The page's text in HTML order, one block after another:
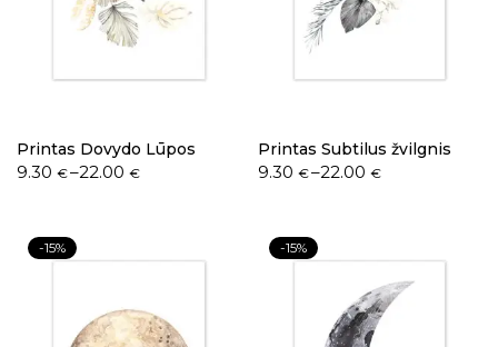
Printas Dovydo Lūpos
9.30 €–22.00€
Printas Subtilus žvilgnis
9.30 €–22.00 €
-15% -15%